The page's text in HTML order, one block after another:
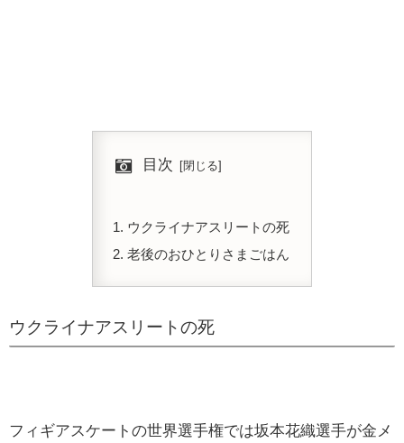
目次
ウクライナアスリートの死
老後のおひとりさまごはん
ウクライナアスリートの死
フィギアスケートの世界選手権では坂本花織選手が金メ